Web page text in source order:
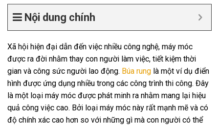
Nội dung chính
Xã hội hiện đại dẫn đến việc nhiều công nghệ, máy móc
được ra đời nhằm thay con người làm việc, tiết kiệm thời
gian và công sức người lao động. Búa rung là một ví dụ điển
hình được ứng dụng nhiều trong các công trình thi công. Đây
là một loại máy móc được phát minh ra nhằm mang lại hiệu
quả công việc cao. Bởi loại máy móc này rất mạnh mẽ và có
độ chính xác cao hơn so với những gì mà con người có thể